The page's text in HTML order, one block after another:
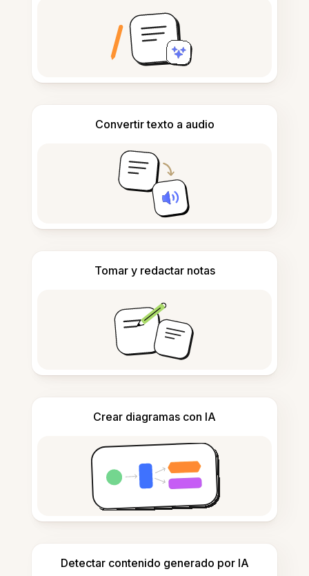
Convertir texto a audio
Tomar y redactar notas
Crear diagramas con IA
Detectar contenido generado por IA